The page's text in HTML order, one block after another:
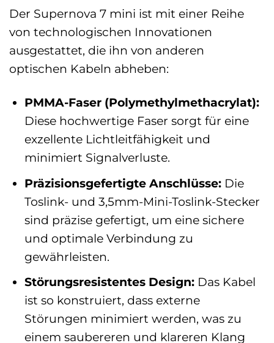
Der Supernova 7 mini ist mit einer Reihe
von technologischen Innovationen
ausgestattet, die ihn von anderen
optischen Kabeln abheben:
PMMA-Faser (Polymethylmethacrylat):
Diese hochwertige Faser sorgt für eine
exzellente Lichtleitfähigkeit und
minimiert Signalverluste.
Präzisionsgefertigte Anschlüsse:Die
Toslink- und 3,5mm-Mini-Toslink-Stecker
sind präzise gefertigt, um eine sichere
und optimale Verbindung zu
gewährleisten.
Störungsresistentes Design:Das Kabel
ist so konstruiert, dass externe
Störungen minimiert werden, was zu
einem saubereren und klareren Klang